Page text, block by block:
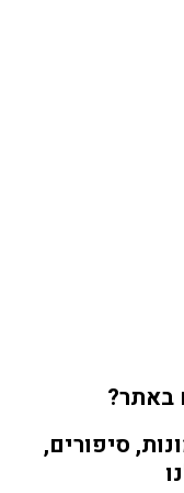
באתר?
סיפורים,